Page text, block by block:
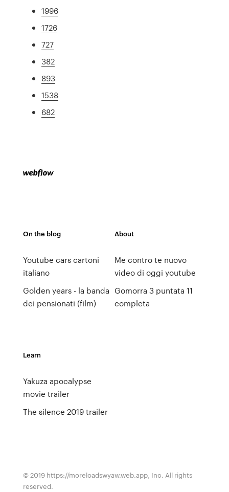
1996
1726
727
382
893
1538
682
On the blog
Youtube cars cartoni
italiano
Golden years - la banda
dei pensionati (film)
About
Me contro te nuovo
video di oggi youtube
Gomorra 3 puntata 11
completa
Learn
Yakuza apocalypse
movie trailer
The silence 2019 trailer
© 2019 https://moreloadswyaw.web.app, Inc. All rights
reserved.